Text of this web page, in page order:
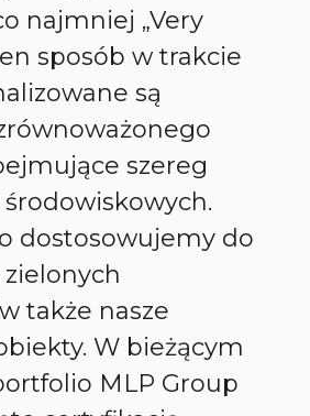
najmniej „Very
sposób w trakcie
są
szereg
dostosowujemy do
także nasze
W bieżącym
MLP Group